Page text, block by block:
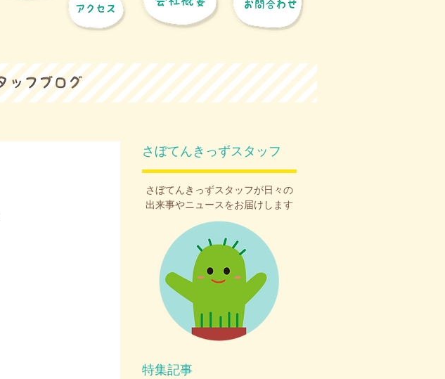
さぼてんきっずスタッフ
さぼてんきっずスタッフが日々の
出来事やニュースをお届けします
特集記事